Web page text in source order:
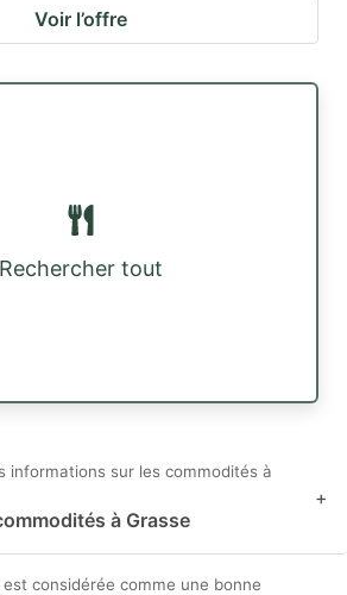
Voir l’offre
Rechercher tout
informations sur les commodités à
à Grasse
+
considérée comme une bonne